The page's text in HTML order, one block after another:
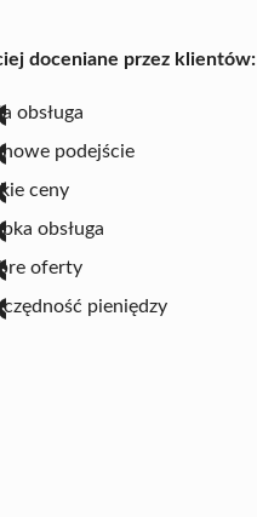
doceniane przez klientów:
obsługa
podejście
ceny
obsługa
oferty
pieniędzy